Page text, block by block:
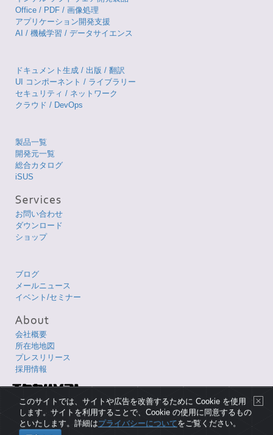
Office / PDF / 画像処理
アプリケーション開発支援
AI / 機械学習 / データサイエンス
ドキュメント生成 / 出版 / 翻訳
UI コンポーネント / ライブラリー
セキュリティ / ネットワーク
クラウド / DevOps
製品一覧
開発元一覧
総合カタログ
iSUS
お問い合わせ
ダウンロード
ショップ
ブログ
メールニュース
イベント/セミナー
会社概要
所在地地図
プレスリリース
採用情報
Copyright © 1998-2026 XLsoft Corporation. All Rights Reserved.
各製品名は、各社の商標または登録商標です。
プライバシーについて|使用条件| サイトマップ | English Page
このサイトでは、サイトや広告を改善するために Cookie を使用
します。サイトを利用することで、Cookie の使用に同意するもの
といたします。詳細はプライバシーについてをご覧ください。